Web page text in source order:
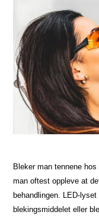
Bleker man tennene
man oftest oppleve at
behandlingen. LED-
blekingsmiddelet eller